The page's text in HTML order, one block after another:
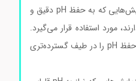
محیط‌های کشت سلولی و آزمایش‌هایی که به حفظ pH دقیق و
مورد استفاده قرار می‌گیرد.
برخلاف PBS، HEPES توانایی حفظ pH را در طیف گسترده‌تری